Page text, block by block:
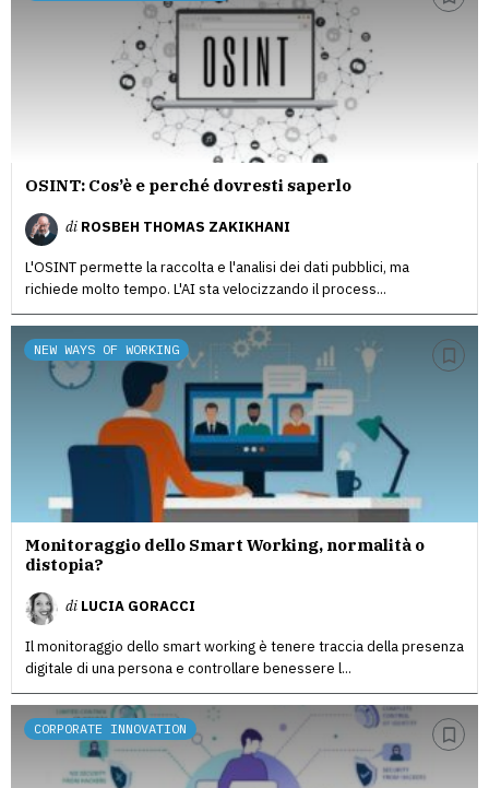
OSINT: Cos’è e perché dovresti saperlo
di ROSBEH THOMAS ZAKIKHANI
L'OSINT permette la raccolta e l'analisi dei dati pubblici, ma
richiede molto tempo. L'AI sta velocizzando il process...
NEW WAYS OF WORKING
Monitoraggio dello Smart Working, normalità o
distopia?
di LUCIA GORACCI
Il monitoraggio dello smart working è tenere traccia della presenza
digitale di una persona e controllare benessere l...
CORPORATE INNOVATION